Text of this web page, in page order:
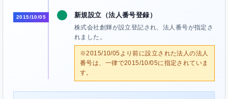
2015/10/05 新規設立（法人番号登録）
株式会社創輝が設立登記され、法人番号が指定さ
れました。
※2015/10/05より前に設立された法人の法人
番号は、一律で2015/10/05に指定されていま
す。